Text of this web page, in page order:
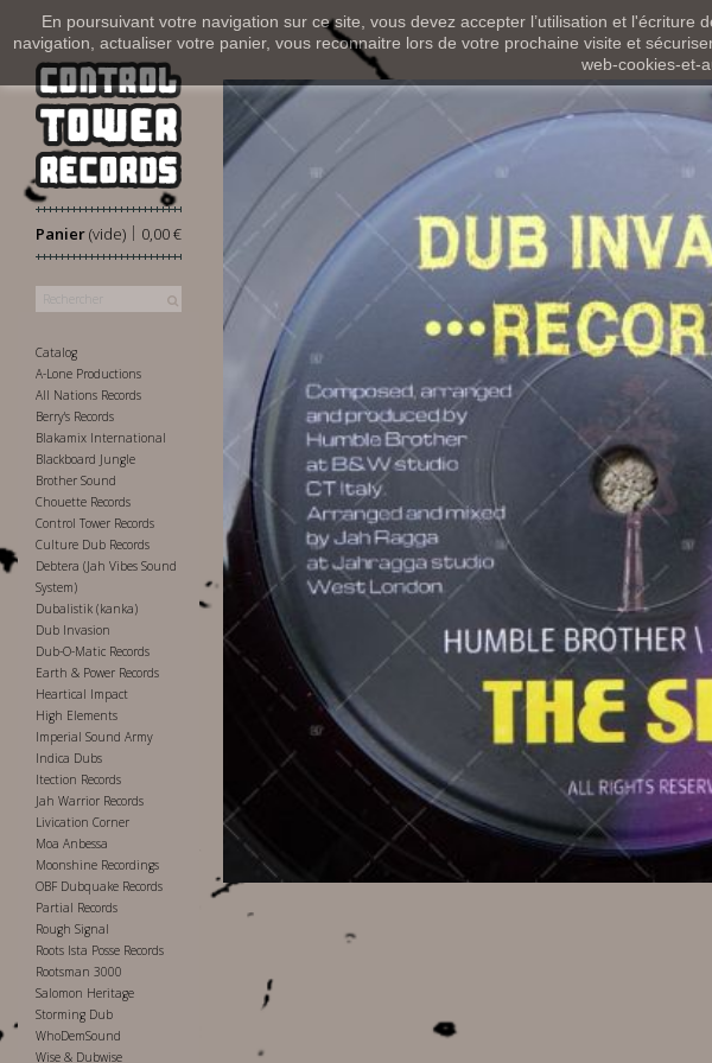
En poursuivant votre navigation sur ce site, vous devez accepter l’utilisation et
navigation, actualiser votre panier, vous reconnaitre lors de votre prochaine visite et
web-cookies-et-
Panier 0,00 €
|
(vide)
Catalog
A-Lone Productions
All Nations Records
Berry's Records
Blakamix International
Blackboard Jungle
Brother Sound
Chouette Records
Control Tower Records
Culture Dub Records
Debtera (Jah Vibes Sound
System)
Dubalistik (kanka)
Dub Invasion
Dub-O-Matic Records
Earth & Power Records
Heartical Impact
High Elements
Imperial Sound Army
Indica Dubs
Itection Records
Jah Warrior Records
Livication Corner
Moa Anbessa
Moonshine Recordings
OBF Dubquake Records
Partial Records
Rough Signal
Roots Ista Posse Records
Rootsman 3000
Salomon Heritage
Storming Dub
WhoDemSound
Wise & Dubwise